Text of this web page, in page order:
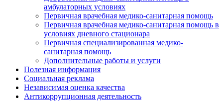
амбулаторных условиях
Первичная врачебная медико-санитарная помощь
Первичная врачебная медико-санитарная помощь в
условиях дневного стационара
Первичная специализированная медико-
санитарная помощь
Дополнительные работы и услуги
Полезная информация
Социальная реклама
Независимая оценка качества
Антикоррупционная деятельность